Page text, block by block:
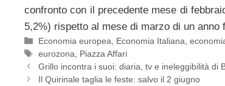
confronto con il precedente mese di
5,2%) rispetto al mese di marzo di un anno
Categorie
Economia europea Economia Italiana ,
Tag
eurozona
Piazza Affari
Grillo incontra i suoi: diaria, tv e ineleggibilità di
Il Quirinale taglia le feste: salvo il 2 giugno